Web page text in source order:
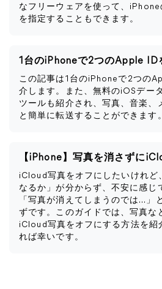
なフリーウェアを使って、
を指定することもできます。
1台のiPhoneで2つのApple ID
この記事は1台のiPhoneで2つの
介します。また、無料のiOSデー
ツールも紹介され、写真、音楽、
と簡単に転送することができます。
iCloud写真をオフにしたいけれど
なるか」が分からず、不安に感じ
「写真が消えてしまうのでは…」
ずです。このガイドでは、写真な
iCloud写真をオフにする方法を紹
れば幸いです。